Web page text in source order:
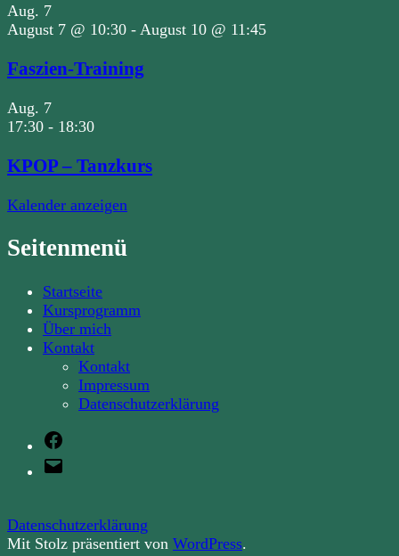
Aug. 7
August 7 @ 10:30 - August 10 @ 11:45
Faszien-Training
Aug. 7
17:30 - 18:30
KPOP – Tanzkurs
Kalender anzeigen
Seitenmenü
Startseite
Kursprogramm
Über mich
Kontakt
Kontakt
Impressum
Datenschutzerklärung
Datenschutzerklärung
Mit Stolz präsentiert von WordPress.